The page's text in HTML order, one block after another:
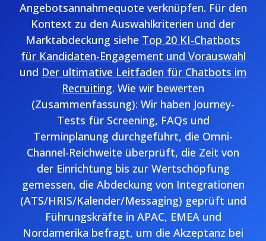
Angebotsannahmequote verknüpfen. Für den
Kontext zu den Auswahlkriterien und der
Marktabdeckung siehe Top 20 KI-Chatbots
für Kandidaten-Engagement und Vorauswahl
und Der ultimative Leitfaden für Chatbots im
Recruiting. Wie wir bewerten
(Zusammenfassung): Wir haben Journey-
Tests für Screening, FAQs und
Terminplanung durchgeführt, die Omni-
Channel-Reichweite überprüft, die Zeit von
der Einrichtung bis zur Wertschöpfung
gemessen, die Abdeckung von Integrationen
(ATS/HRIS/Kalender/Messaging) geprüft und
Führungskräfte in APAC, EMEA und
Nordamerika befragt, um die Akzeptanz bei